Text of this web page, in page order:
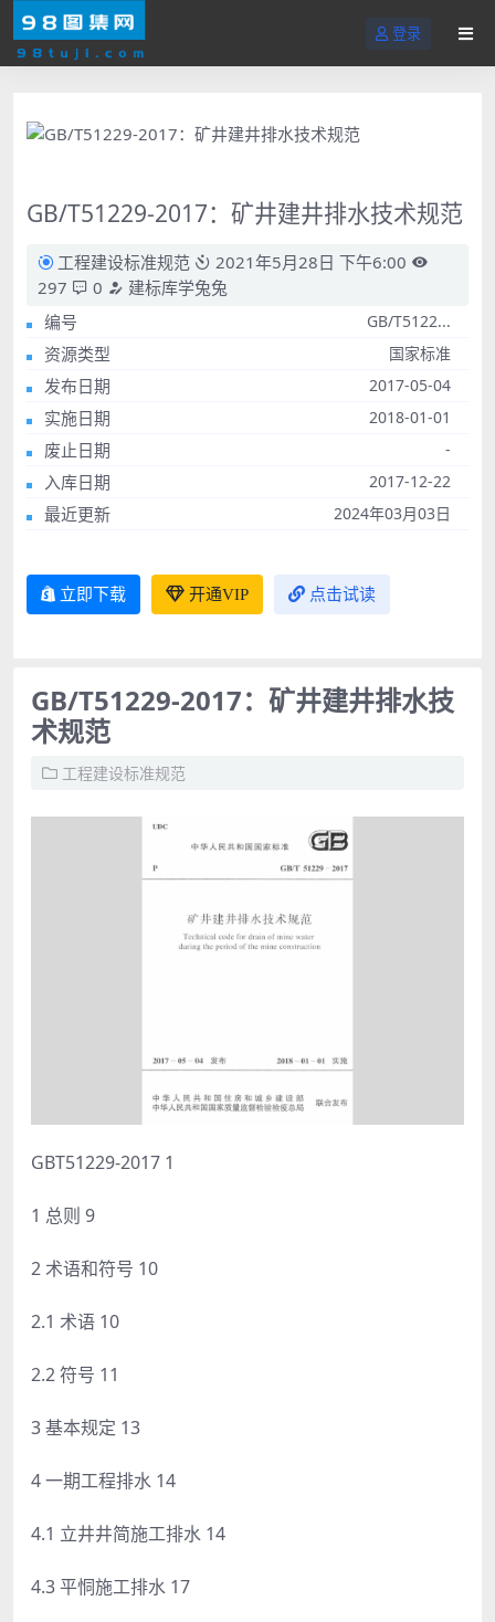
登录
GB/T51229-2017：矿井建井排水技术规范
工程建设标准规范
2021年5月28日 下午6:00
297
0
建标库学兔兔
编号
GB/T5122...
资源类型 国家标准
发布日期 2017-05-04
实施日期 2018-01-01
废止日期 -
入库日期 2017-12-22
最近更新 2024年03月03日
立即下载 开通VIP 点击试读
GB/T51229-2017：矿井建井排水技
术规范
工程建设标准规范
GBT51229-2017 1
1 总则 9
2 术语和符号 10
2.1 术语 10
2.2 符号 11
3 基本规定 13
4 一期工程排水 14
4.1 立井井简施工排水 14
4.3 平恫施工排水 17